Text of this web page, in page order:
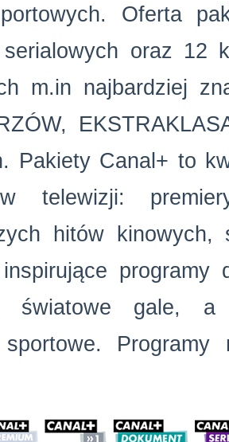
Oferta
oraz 12
m.in najbardziej
ÓW,
Pakiety Canal+ to
telewizji:
hitów kinowych,
ące programy
światowe gale, a
sportowe.